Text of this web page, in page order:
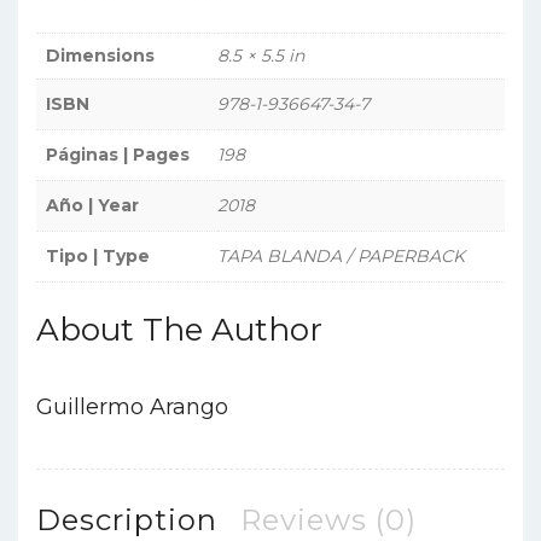
|
El
uno
para
otro
|
Mi
Vilma
trenzas
oro
El
Dimensions 8.5 × 5.5 in
ISBN 978-1-936647-34-7
Páginas | Pages 198
Año | Year 2018
Tipo | Type TAPA BLANDA / PAPERBACK
About The Author
Guillermo Arango
Description Reviews (0)